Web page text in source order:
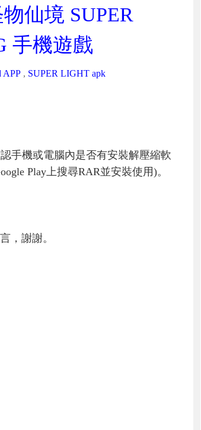
仙境 SUPER
手機遊戲
APP , SUPER LIGHT apk
手機或電腦內是否有安裝解壓縮軟
Play上搜尋RAR並安裝使用)。
，謝謝。